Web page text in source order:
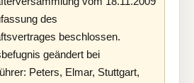
des
beschlossen.
geändert bei
Peters, Elmar, Stuttgart,